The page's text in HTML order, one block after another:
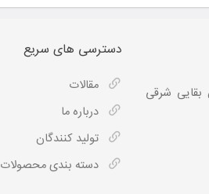
بقایی شرقی
دسترسی های سریع
مقالات
درباره ما
تولید کنندگان
دسته بندی محصولات